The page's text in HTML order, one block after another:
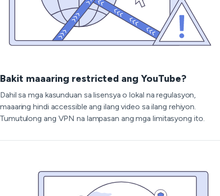
Bakit maaaring restricted ang YouTube?
Dahil sa mga kasunduan sa lisensya o lokal na regulasyon,
maaaring hindi accessible ang ilang video sa ilang rehiyon.
Tumutulong ang VPN na lampasan ang mga limitasyong ito.